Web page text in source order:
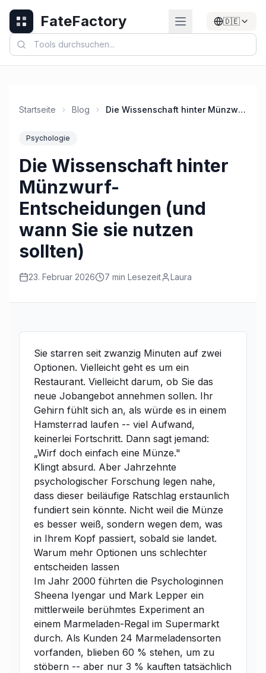
FateFactory 🇩🇪
Startseite Blog Die Wissenschaft hinter Münzwurf-Entscheidungen (und wann Sie sie nutzen sollten)
Psychologie
Die Wissenschaft hinter
Münzwurf-
Entscheidungen (und
wann Sie sie nutzen
sollten)
23. Februar 2026 7 min Lesezeit Laura
Sie starren seit zwanzig Minuten auf zwei
Optionen. Vielleicht geht es um ein
Restaurant. Vielleicht darum, ob Sie das
neue Jobangebot annehmen sollen. Ihr
Gehirn fühlt sich an, als würde es in einem
Hamsterrad laufen -- viel Aufwand,
keinerlei Fortschritt. Dann sagt jemand:
„Wirf doch einfach eine Münze."
Klingt absurd. Aber Jahrzehnte
psychologischer Forschung legen nahe,
dass dieser beiläufige Ratschlag erstaunlich
fundiert sein könnte. Nicht weil die Münze
es besser weiß, sondern wegen dem, was
in Ihrem Kopf passiert, sobald sie landet.
Warum mehr Optionen uns schlechter
entscheiden lassen
Im Jahr 2000 führten die Psychologinnen
Sheena Iyengar und Mark Lepper ein
mittlerweile berühmtes Experiment an
einem Marmeladen-Regal im Supermarkt
durch. Als Kunden 24 Marmeladensorten
vorfanden, blieben 60 % stehen, um zu
stöbern -- aber nur 3 % kauften tatsächlich